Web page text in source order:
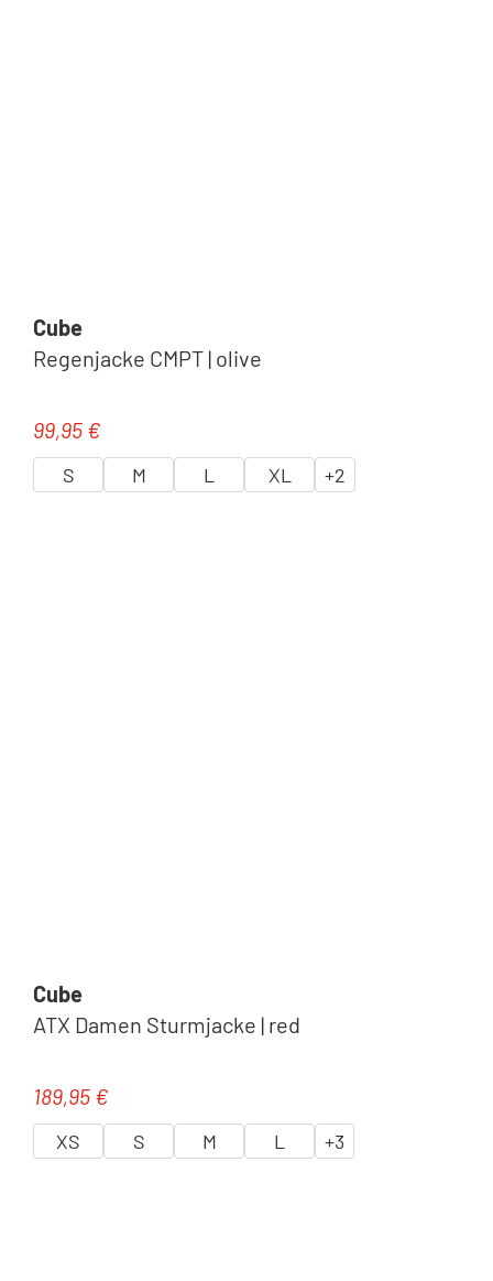
Cube
Regenjacke CMPT | olive
Regulärer Preis:
99,95 €
S M L XL +2
Cube
ATX Damen Sturmjacke | red
Regulärer Preis:
189,95 €
XS S M L +3